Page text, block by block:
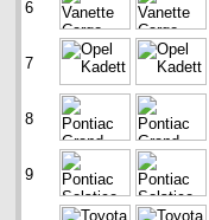
6
7
8
9